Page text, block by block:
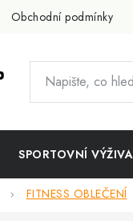
Obchodní podmínky
SPORTOVNÍ VÝŽIVA
FITNESS OBLEČENÍ